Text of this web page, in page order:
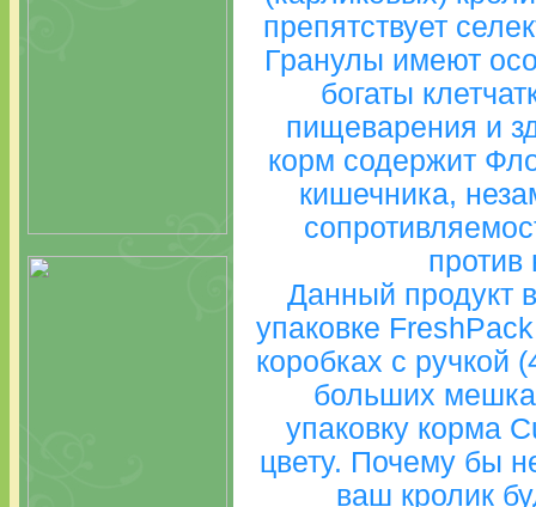
препятствует
Гранулы имеют
богаты
пищеварения и
корм содержит
кишечника,
против
Данный продукт
упаковке
коробках с ручкой
больших
упаковку корма
цвету. Почему бы
ваш кролик